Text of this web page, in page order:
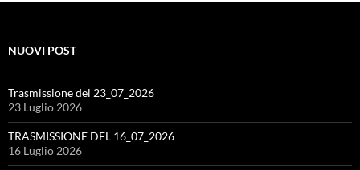
NUOVI POST
Trasmissione del 23_07_2026
23 Luglio 2026
TRASMISSIONE DEL 16_07_2026
16 Luglio 2026